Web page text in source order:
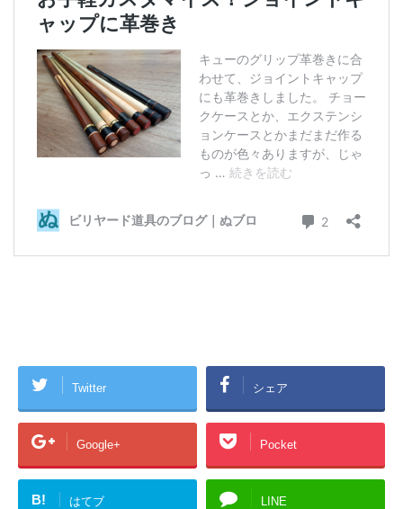
Twitter シェア
Google+ Pocket
B! はてブ LINE